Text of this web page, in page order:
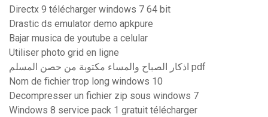
Directx 9 télécharger windows 7 64 bit
Drastic ds emulator demo apkpure
Bajar musica de youtube a celular
Utiliser photo grid en ligne
اذكار الصباح والمساء مكتوبة من حصن المسلم pdf
Nom de fichier trop long windows 10
Decompresser un fichier zip sous windows 7
Windows 8 service pack 1 gratuit télécharger